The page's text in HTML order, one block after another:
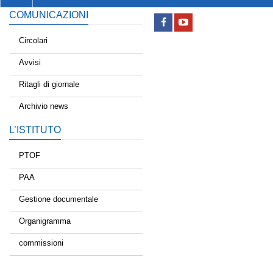
NAVIGATION
COMUNICAZIONI
Circolari
Avvisi
Ritagli di giornale
Archivio news
L’ISTITUTO
PTOF
PAA
Gestione documentale
Organigramma
commissioni